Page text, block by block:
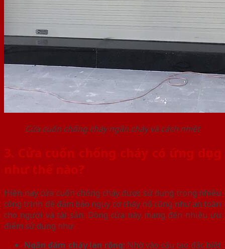
Cửa cuốn chống cháy ngăn cháy và cách nhiệt
3. Cửa cuốn chống cháy có ứng dụng
như thế nào?
Hiện nay cửa cuốn chống cháy được sử dụng trong nhiều
công trình để đảm bảo nguy cơ cháy nổ cũng như an toàn
cho người và tài sản. Dòng cửa này mang đến nhiều ưu
điểm sử dụng như:
Ngăn đám cháy lan rộng:Nhờ vào cấu tạo đặc biệt